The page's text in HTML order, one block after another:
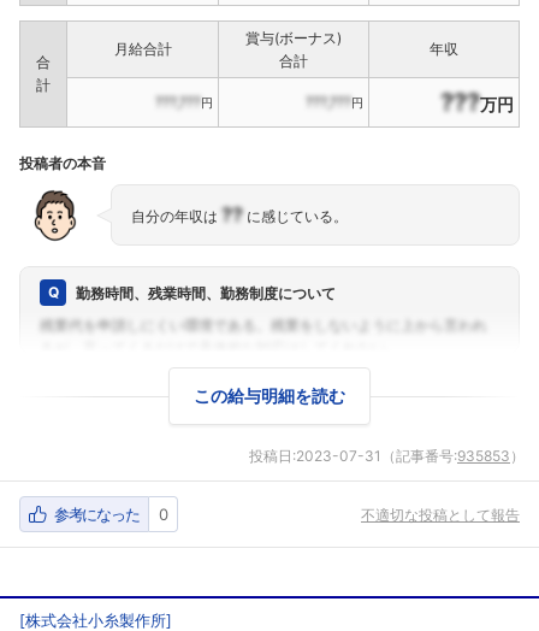
合
計
月給合計
賞与(ボーナス)
合計
年収
???,???円 ???,???円 ???万円
投稿者の本音
自分の年収は ??に感じている。
勤務時間、残業時間、勤務制度について
この給与明細を読む
投稿日:2023-07-31 （記事番号:935853 ）
参考になった 0 不適切な投稿として報告
[株式会社小糸製作所]